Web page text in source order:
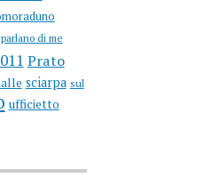
parlano di me
Prato
sciarpa sul
ufficietto